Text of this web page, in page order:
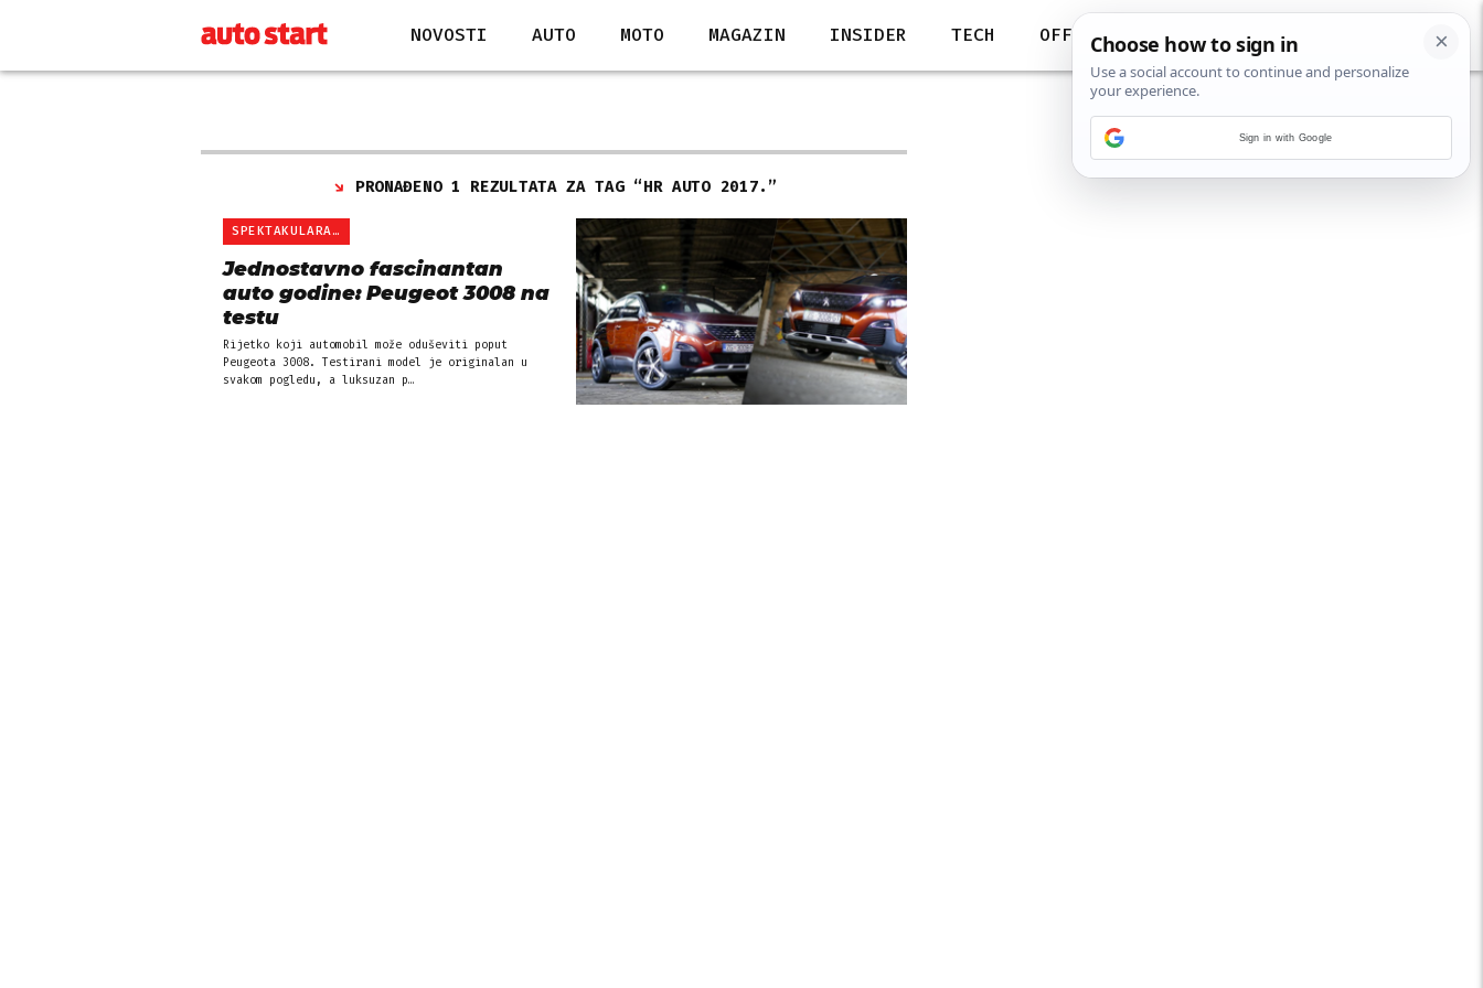
NOVOSTI AUTO MOTO MAGAZIN INSIDER TECH OFF
PRONAĐENO 1 REZULTATA ZA TAG “HR AUTO 2017. ”
SPEKTAKULARAN IZGLED
Jednostavno fascinantan
auto godine: Peugeot 3008 na
testu
Rijetko koji automobil može oduševiti poput
Peugeota 3008. Testirani model je originalan u
svakom pogledu, a luksuzan p…
Sign in with Google